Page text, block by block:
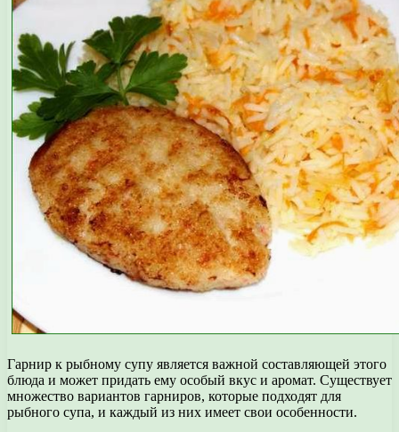
Гарнир к рыбному супу является важной составляющей этого
блюда и может придать ему особый вкус и аромат. Существует
множество вариантов гарниров, которые подходят для
рыбного супа, и каждый из них имеет свои особенности.